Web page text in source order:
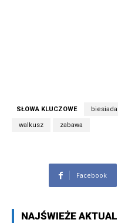
SŁOWA KLUCZOWE biesiada
walkusz zabawa
Facebook
NAJŚWIEŻE